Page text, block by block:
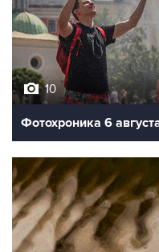
10
Фотохроника 6